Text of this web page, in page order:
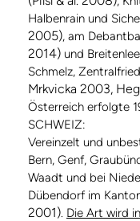
Halbenrain und
2005), am
2014) und
Schmelz,
Mrkvicka 2003,
Österreich erfolgte
SCHWEIZ:
Vereinzelt und
Bern, Genf,
Waadt und bei
Dübendorf im
2001). Die Art wird